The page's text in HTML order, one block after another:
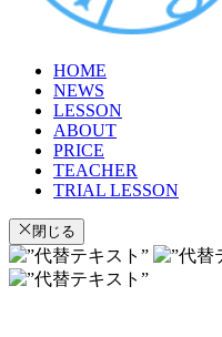
HOME
NEWS
LESSON
ABOUT
PRICE
TEACHER
TRIAL LESSON
閉じる